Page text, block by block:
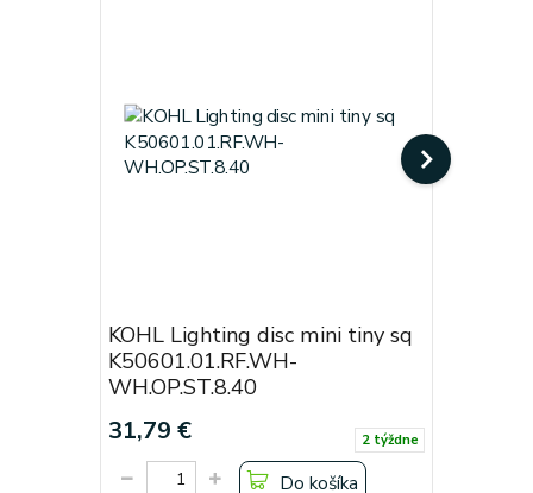
KOHL Lighting disc mini tiny sq
K50601.01.RF.WH-
WH.OP.ST.8.40
31,79 € 2 týždne
Do košíka